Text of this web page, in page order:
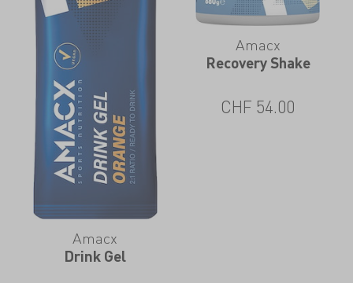
Amacx
Drink Gel
Amacx
Recovery Shake
CHF 54.00